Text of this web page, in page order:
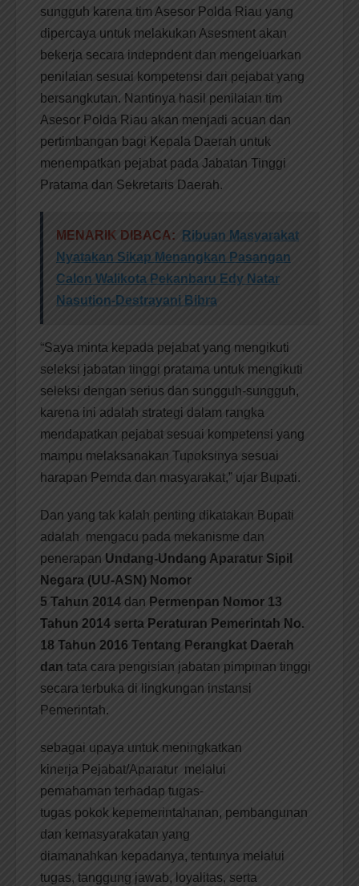
sungguh karena tim Asesor Polda Riau yang
dipercaya untuk melakukan Asesment akan
bekerja secara indepndent dan mengeluarkan
penilaian sesuai kompetensi dari pejabat yang
bersangkutan. Nantinya hasil penilaian tim
Asesor Polda Riau akan menjadi acuan dan
pertimbangan bagi Kepala Daerah untuk
menempatkan pejabat pada Jabatan Tinggi
Pratama dan Sekretaris Daerah.
MENARIK DIBACA:
Ribuan Masyarakat
Nyatakan Sikap Menangkan Pasangan
Calon Walikota Pekanbaru Edy Natar
Nasution-Destrayani Bibra
“Saya minta kepada pejabat yang mengikuti
seleksi jabatan tinggi pratama untuk mengikuti
seleksi dengan serius dan sungguh-sungguh,
karena ini adalah strategi dalam rangka
mendapatkan pejabat sesuai kompetensi yang
mampu melaksanakan Tupoksinya sesuai
harapan Pemda dan masyarakat,” ujar Bupati.
Dan yang tak kalah penting dikatakan Bupati
adalah mengacu pada mekanisme dan
penerapan Undang-Undang Aparatur Sipil
Negara (UU-ASN) Nomor
5 Tahun 2014 dan Permenpan Nomor 13
Tahun 2014 serta Peraturan Pemerintah No.
18 Tahun 2016 Tentang Perangkat Daerah
dan tata cara pengisian jabatan pimpinan tinggi
secara terbuka di lingkungan instansi
Pemerintah.
sebagai upaya untuk meningkatkan
kinerja Pejabat/Aparatur melalui
pemahaman terhadap tugas-
tugas pokok kepemerintahanan, pembangunan
dan kemasyarakatan yang
diamanahkan kepadanya, tentunya melalui
tugas, tanggung jawab, loyalitas, serta